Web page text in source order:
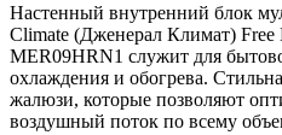
Настенный внутренний блок
Climate (Дженерал Климат) Free
MER09HRN1 служит для
охлаждения и обогрева.
жалюзи, которые позволяют
воздушный поток по всему